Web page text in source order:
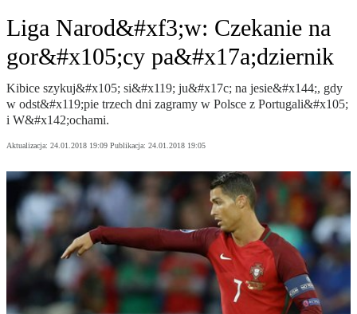
Liga Narod&#xf3;w: Czekanie na
gor&#x105;cy pa&#x17a;dziernik
Kibice szykuj&#x105; si&#x119; ju&#x17c; na jesie&#x144;, gdy
w odst&#x119;pie trzech dni zagramy w Polsce z Portugali&#x105;
i W&#x142;ochami.
Aktualizacja: 24.01.2018 19:09 Publikacja: 24.01.2018 19:05